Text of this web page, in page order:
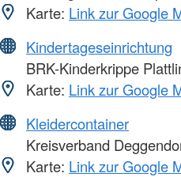
Karte: Link zur Google
Kindertageseinrichtung
BRK-Kinderkrippe
Karte: Link zur Google
Kleidercontainer
Kreisverband
Karte: Link zur Google